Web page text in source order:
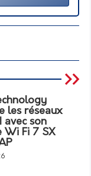
les réseaux
avec son
Wi Fi 7 SX